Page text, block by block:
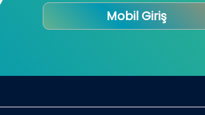
Mobil Giriş